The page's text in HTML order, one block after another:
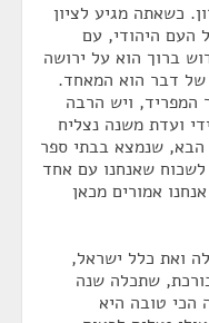
כשאתה מגיע לציון
העם היהודי, עם
ברוך הוא על ירושה
דבר הוא המאחד.
המפריד, ויש הרבה
ועדת משנה נצליח
הבא, שנמצא בבתי ספר
לשכוח שאנחנו עם אחד
אמורים מכאן
ואת כלל ישראל,
שתכלה שנה
הכי טובה היא